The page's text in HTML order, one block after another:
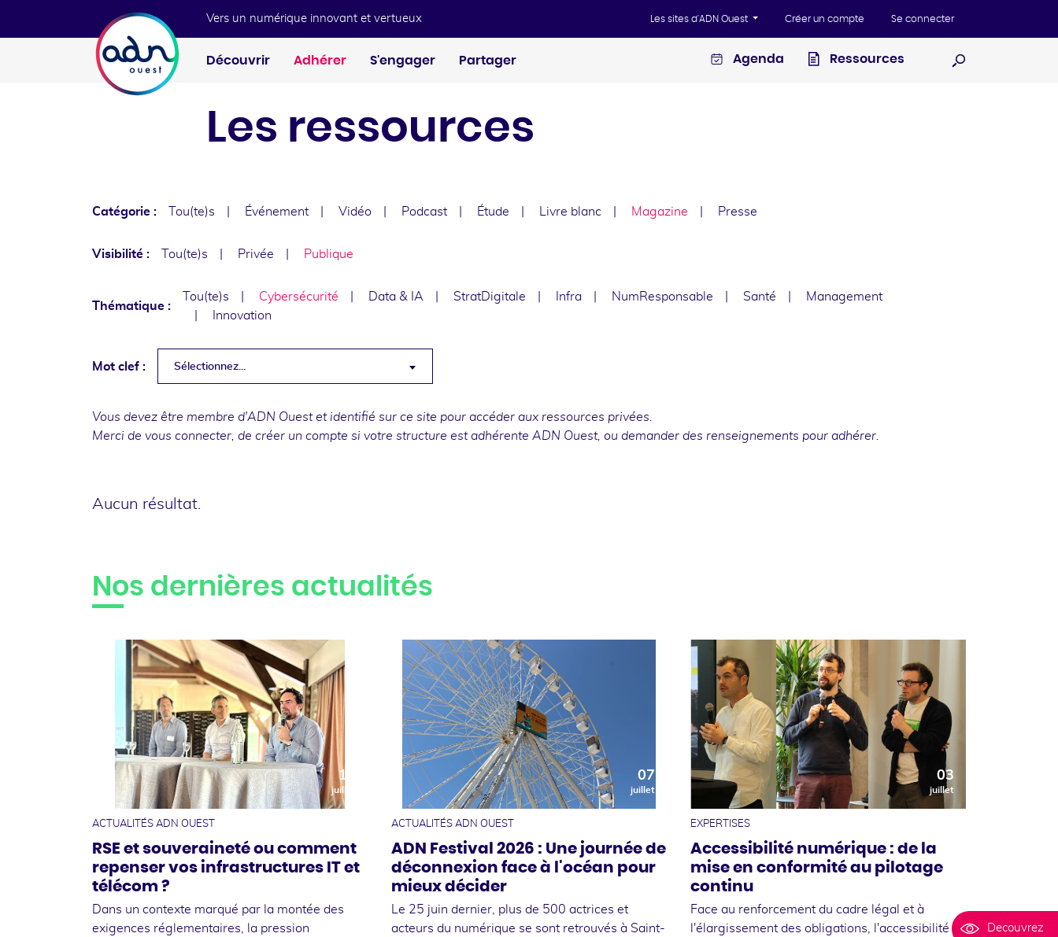
Vers un numérique innovant et vertueux Les sites d'ADN Ouest Créer un compte Se connecter
Découvrir Adhérer S'engager Partager Agenda
Ressources
Les ressources
Catégorie : Tou(te)s Événement Vidéo Podcast Étude Livre blanc Magazine Presse
Visibilité : Tou(te)s Privée Publique
Thématique :
Tou(te)s Cybersécurité Data & IA StratDigitale Infra NumResponsable Santé
Management
Innovation
Mot clef : Sélectionnez...
Vous devez être membre d'ADN Ouest et identifié sur ce site pour accéder aux ressources privées.
Merci de vous connecter, de créer un compte si votre structure est adhérente ADN Ouest, ou demander des renseignements pour adhérer.
Aucun résultat.
Decouvrez
Nos dernières actualités
10
juillet
ACTUALITÉS ADN OUEST
RSE et souveraineté ou comment
repenser vos infrastructures IT et
télécom ?
Dans un contexte marqué par la montée des
exigences réglementaires, la pression
07
juillet
ACTUALITÉS ADN OUEST
ADN Festival 2026 : Une journée de
déconnexion face à l'océan pour
mieux décider
Le 25 juin dernier, plus de 500 actrices et
acteurs du numérique se sont retrouvés à Saint-
03
juillet
EXPERTISES
Accessibilité numérique : de la
mise en conformité au pilotage
continu
Face au renforcement du cadre légal et à
l'élargissement des obligations, l'accessibilité